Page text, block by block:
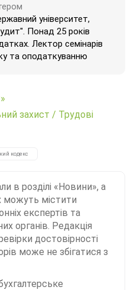
університет,
Понад 25 років
Лектор семінарів
та оподаткуванню
захист / Трудові
кодекс
в розділі «Новини», а
можуть містити
експертів та
органів. Редакція
достовірності
може не збігатися з